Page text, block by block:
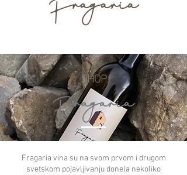
Fragaria
SHOP
Fragaria
Fragaria vina su na svom prvom i drugom
svetskom pojavljivanju donela nekoliko